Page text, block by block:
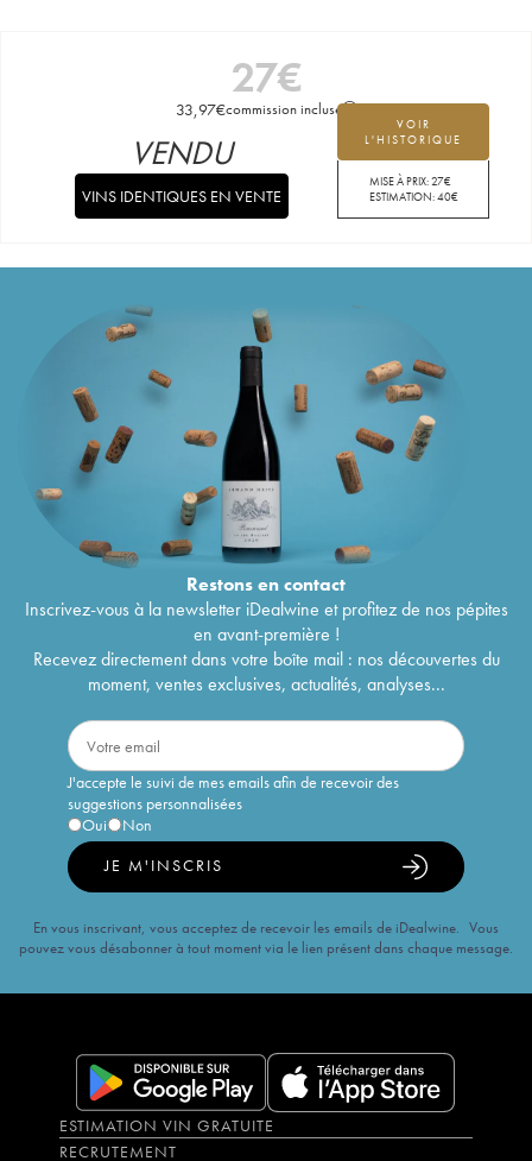
27€
33,97€commission incluse
VOIR
L'HISTORIQUE
MISE À PRIX:27€
ESTIMATION:40€
VENDU
VINS IDENTIQUES EN VENTE
Restons encontact
Inscrivez-vous à la newsletter iDealwine et profitez de nos pépites
en avant-première !
Recevez directement dans votre boîte mail : nos découvertes du
moment, ventes exclusives, actualités, analyses...
J'accepte le suivi de mes emails afin de recevoir des
suggestions personnalisées
Oui
Non
JE M'INSCRIS
En vous inscrivant, vous acceptez de recevoir les emails de iDealwine. Vous
pouvez vous désabonner à tout moment via le lien présent dans chaque message.
ESTIMATION VIN GRATUITE
RECRUTEMENT